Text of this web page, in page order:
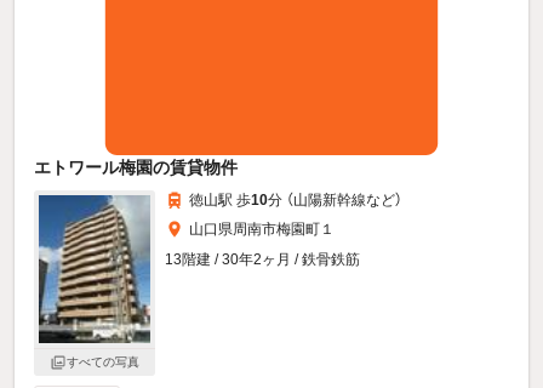
エトワール梅園の賃貸物件
すべての写真
徳山駅 歩10分 （山陽新幹線など）
山口県周南市梅園町１
13階建 / 30年2ヶ月 / 鉄骨鉄筋